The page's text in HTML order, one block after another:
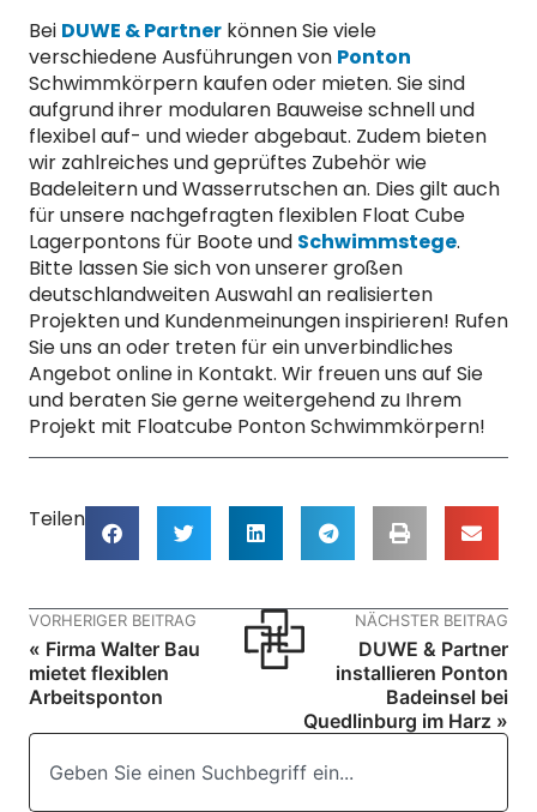
Bei DUWE & Partner können Sie viele
verschiedene Ausführungen von Ponton
Schwimmkörpern kaufen oder mieten. Sie sind
aufgrund ihrer modularen Bauweise schnell und
flexibel auf- und wieder abgebaut. Zudem bieten
wir zahlreiches und geprüftes Zubehör wie
Badeleitern und Wasserrutschen an. Dies gilt auch
für unsere nachgefragten flexiblen Float Cube
Lagerpontons für Boote und Schwimmstege.
Bitte lassen Sie sich von unserer großen
deutschlandweiten Auswahl an realisierten
Projekten und Kundenmeinungen inspirieren! Rufen
Sie uns an oder treten für ein unverbindliches
Angebot online in Kontakt. Wir freuen uns auf Sie
und beraten Sie gerne weitergehend zu Ihrem
Projekt mit Floatcube Ponton Schwimmkörpern!
Teilen
VORHERIGER BEITRAG
« Firma Walter Bau
mietet flexiblen
Arbeitsponton
NÄCHSTER BEITRAG
DUWE & Partner
installieren Ponton
Badeinsel bei
Quedlinburg im Harz »